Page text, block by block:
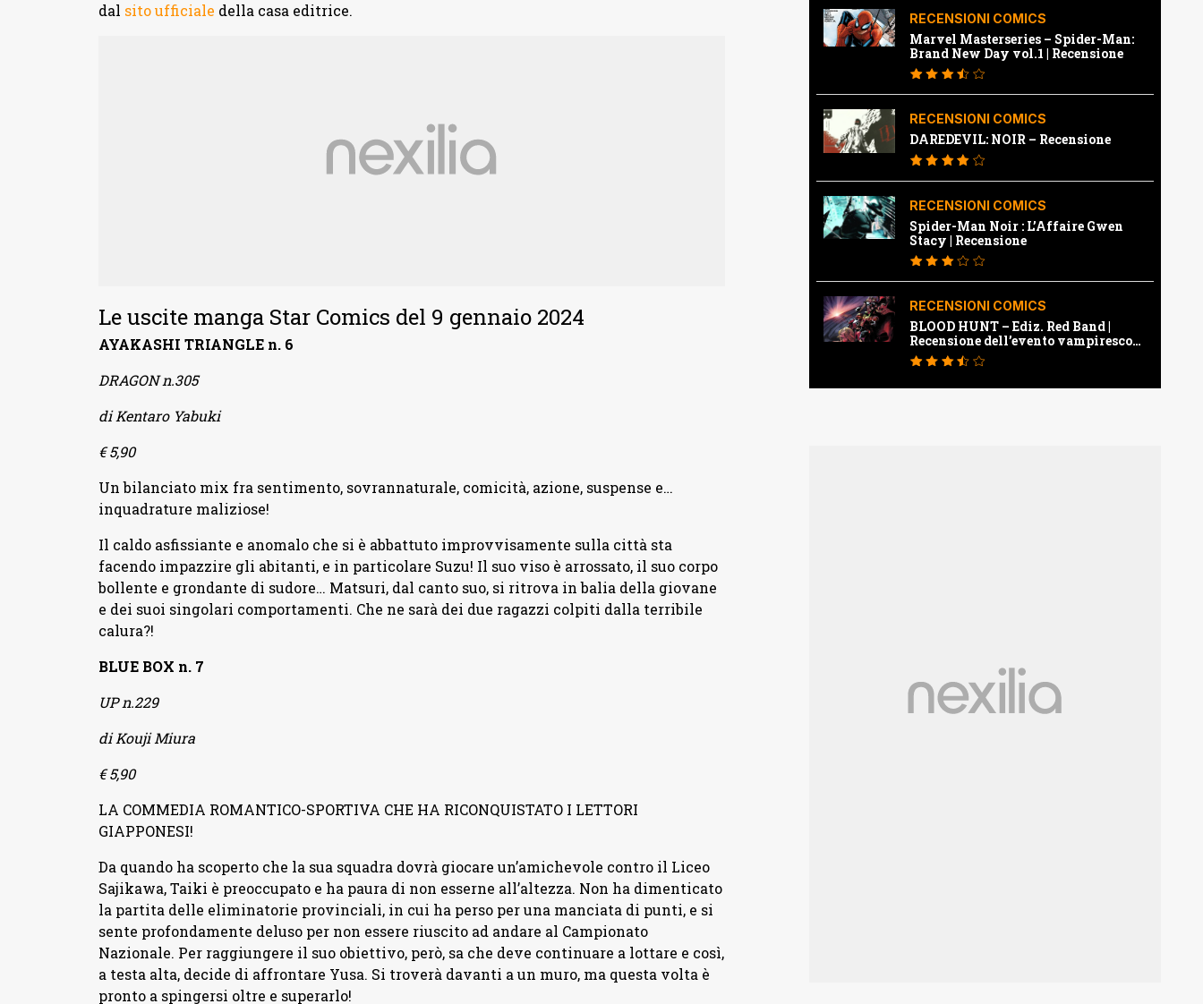
dal sito ufficiale della casa editrice.
Le uscite manga Star Comics del 9 gennaio 2024
AYAKASHI TRIANGLE n. 6
DRAGON n.305
di Kentaro Yabuki
€ 5,90
Un bilanciato mix fra sentimento, sovrannaturale, comicità, azione, suspense e…
inquadrature maliziose!
Il caldo asfissiante e anomalo che si è abbattuto improvvisamente sulla città sta
facendo impazzire gli abitanti, e in particolare Suzu! Il suo viso è arrossato, il suo corpo
bollente e grondante di sudore… Matsuri, dal canto suo, si ritrova in balia della giovane
e dei suoi singolari comportamenti. Che ne sarà dei due ragazzi colpiti dalla terribile
calura?!
BLUE BOX n. 7
UP n.229
di Kouji Miura
€ 5,90
LA COMMEDIA ROMANTICO-SPORTIVA CHE HA RICONQUISTATO I LETTORI
GIAPPONESI!
Da quando ha scoperto che la sua squadra dovrà giocare un’amichevole contro il Liceo
Sajikawa, Taiki è preoccupato e ha paura di non esserne all’altezza. Non ha dimenticato
la partita delle eliminatorie provinciali, in cui ha perso per una manciata di punti, e si
sente profondamente deluso per non essere riuscito ad andare al Campionato
Nazionale. Per raggiungere il suo obiettivo, però, sa che deve continuare a lottare e così,
a testa alta, decide di affrontare Yusa. Si troverà davanti a un muro, ma questa volta è
pronto a spingersi oltre e superarlo!
RECENSIONI COMICS
Marvel Masterseries – Spider-Man:
Brand New Day vol.1 | Recensione
RECENSIONI COMICS
DAREDEVIL: NOIR – Recensione
RECENSIONI COMICS
Spider-Man Noir : L’Affaire Gwen
Stacy | Recensione
RECENSIONI COMICS
BLOOD HUNT – Ediz. Red Band |
Recensione dell’evento vampiresco
della Marvel